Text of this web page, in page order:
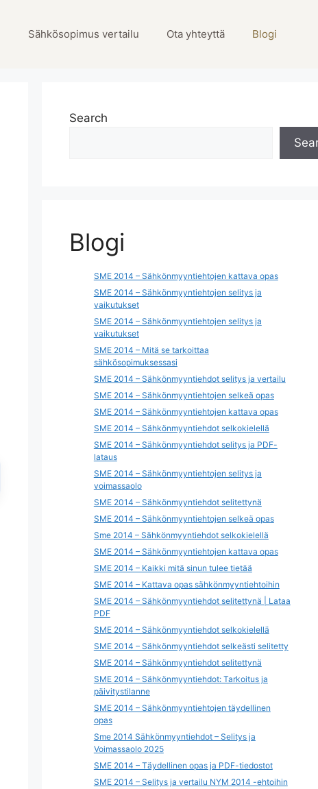
Sähkösopimus vertailu Ota yhteyttä Blogi
Search
Blogi
SME 2014 – Sähkönmyyntiehtojen kattava opas
SME 2014 – Sähkönmyyntiehtojen selitys ja
vaikutukset
SME 2014 – Sähkönmyyntiehtojen selitys ja
vaikutukset
SME 2014 – Mitä se tarkoittaa
sähkösopimuksessasi
SME 2014 – Sähkönmyyntiehdot selitys ja vertailu
SME 2014 – Sähkönmyyntiehtojen selkeä opas
SME 2014 – Sähkönmyyntiehtojen kattava opas
SME 2014 – Sähkönmyyntiehdot selkokielellä
SME 2014 – Sähkönmyyntiehdot selitys ja PDF-
lataus
SME 2014 – Sähkönmyyntiehtojen selitys ja
voimassaolo
SME 2014 – Sähkönmyyntiehdot selitettynä
SME 2014 – Sähkönmyyntiehtojen selkeä opas
Sme 2014 – Sähkönmyyntiehdot selkokielellä
SME 2014 – Sähkönmyyntiehtojen kattava opas
SME 2014 – Kaikki mitä sinun tulee tietää
SME 2014 – Kattava opas sähkönmyyntiehtoihin
SME 2014 – Sähkönmyyntiehdot selitettynä | Lataa
PDF
SME 2014 – Sähkönmyyntiehdot selkokielellä
SME 2014 – Sähkönmyyntiehdot selkeästi selitetty
SME 2014 – Sähkönmyyntiehdot selitettynä
SME 2014 – Sähkönmyyntiehdot: Tarkoitus ja
päivitystilanne
SME 2014 – Sähkönmyyntiehtojen täydellinen
opas
Sme 2014 Sähkönmyyntiehdot – Selitys ja
Voimassaolo 2025
SME 2014 – Täydellinen opas ja PDF-tiedostot
SME 2014 – Selitys ja vertailu NYM 2014 -ehtoihin